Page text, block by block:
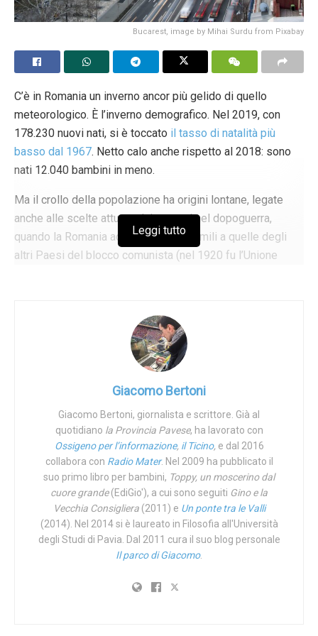
totalmente diversa». Qui decide infatti tutto il parere di un
giudice, paladino del «migliore interesse».
Tags: Aborto Bioetica Eutanasia
interruzione di gravidanza Peter Singer
Bucarest, image by Mihai Surdu from Pixabay
C’è in Romania un inverno ancor più gelido di quello
meteorologico. È l’inverno demografico. Nel 2019, con
178.230 nuovi nati, si è toccato il tasso di natalità più
basso dal 1967. Netto calo anche rispetto al 2018: sono
nati 12.040 bambini in meno.
Ma il crollo della popolazione ha origini lontane, legate
anche alle scelte attuate dai governi nel dopoguerra,
quando la Romania adottò politiche simili a quelle degli
altri Paesi del blocco comunista (nel 1920 fu l’Unione
fu infatti deciso di sostenere un forte controllo delle
nascite, che presto si tramutò in un costante ricorso
all’interruzione volontaria di gravidanza portando la
Romania sull’orlo del baratro: già nel 1966 la media di figli
la soglia di rimpiazzo, fissata a 2,1.
Con l’ascesa al potere di Nicolae Ceaușescu (1918-1989)
‒ divenuto nel 1965 segretario del Partito Romeno dei
Lavoratori, che ribattezzòPartito Comunista Romeno
nel 1967 presidente del Consiglio di Stato ‒ le cose
cambiarono: pur attuando uno stretto controllo delle
nascite, il despota lo fece in modo opposto, puntando su
un incremento nazionalistico della natalità.
l’aborto indotto venne dichiarato reato penale e
Leggi tutto
Giacomo Bertoni
Giacomo Bertoni, giornalista e scrittore. Già al
quotidiano la Provincia Pavese, ha lavorato con
Ossigeno per l’informazione, il Ticino, e dal 2016
collabora con Radio Mater. Nel 2009 ha pubblicato il
suo primo libro per bambini, Toppy, un moscerino dal
cuore grande(EdiGio'), a cui sono seguiti Gino e la
Vecchia Consigliera(2011) e Un ponte tra le Valli
(2014). Nel 2014 si è laureato in Filosofia all'Università
degli Studi di Pavia. Dal 2011 cura il suo blog personale
Il parco di Giacomo.